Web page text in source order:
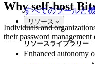
すべてのツールと
リソース
リソースライブラリー
Why self-host
Individuals and
their password
Enhanced autonomy